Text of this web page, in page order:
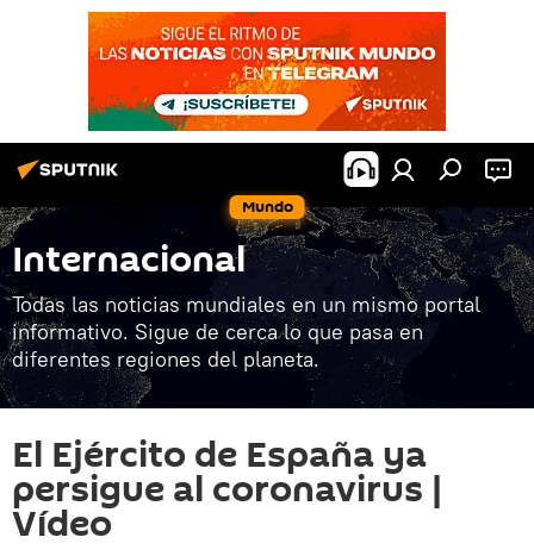
Mundo
Internacional
Todas las noticias mundiales en un mismo portal
informativo. Sigue de cerca lo que pasa en
diferentes regiones del planeta.
El Ejército de España ya
persigue al coronavirus |
Vídeo